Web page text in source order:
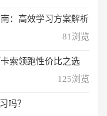
：高效学习方案解析
81浏览
索领跑性价比之选
125浏览
吗？